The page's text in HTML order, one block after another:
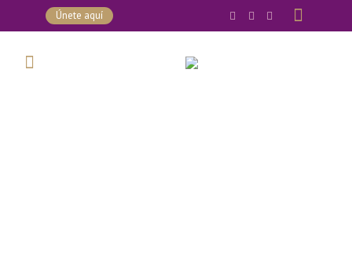
Únete aquí